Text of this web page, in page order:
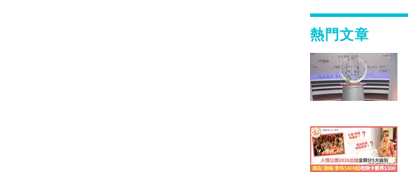
熱門文章